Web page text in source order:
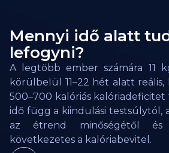
Mennyi idő alatt
lefogyni?
A legtöbb ember számára 11
körülbelül 11–22 hét alatt
500–700 kalóriás
idő függ a kiindulási testsúlytól,
az étrend minőségétől és
következetes a kalóriabevitel.